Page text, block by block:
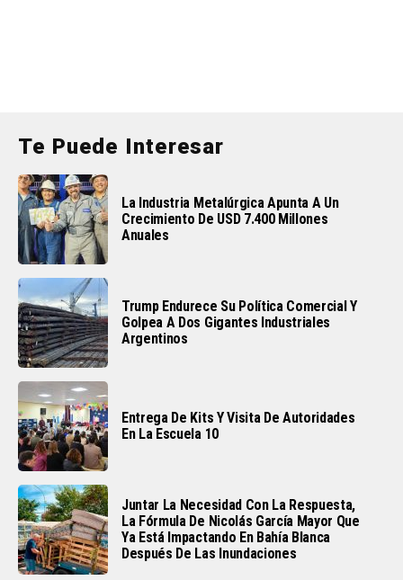
Te Puede Interesar
La Industria Metalúrgica Apunta A Un
Crecimiento De USD 7.400 Millones
Anuales
Trump Endurece Su Política Comercial Y
Golpea A Dos Gigantes Industriales
Argentinos
Entrega De Kits Y Visita De Autoridades
En La Escuela 10
Juntar La Necesidad Con La Respuesta,
La Fórmula De Nicolás García Mayor Que
Ya Está Impactando En Bahía Blanca
Después De Las Inundaciones